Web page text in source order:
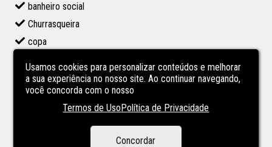
banheiro social
Churrasqueira
copa
Espaço Gourmet
Garagem
lavanderia
Usamos cookies para personalizar conteúdos e melhorar
a sua experiência no nosso site. Ao continuar navegando,
você concorda com o nosso
Termos de UsoPolítica de Privacidade
Concordar